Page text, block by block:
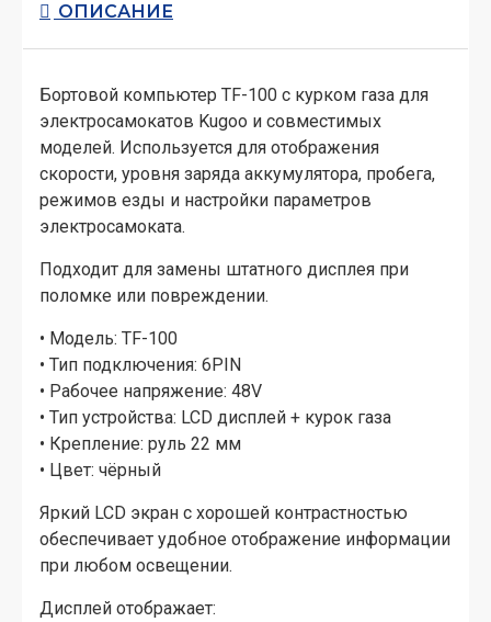
ОПИСАНИЕ
Бортовой компьютер TF-100 с курком газа для
электросамокатов Kugoo и совместимых
моделей. Используется для отображения
скорости, уровня заряда аккумулятора, пробега,
режимов езды и настройки параметров
электросамоката.
Подходит для замены штатного дисплея при
поломке или повреждении.
• Модель: TF-100
• Тип подключения: 6PIN
• Рабочее напряжение: 48V
• Тип устройства: LCD дисплей + курок газа
• Крепление: руль 22 мм
• Цвет: чёрный
Яркий LCD экран с хорошей контрастностью
обеспечивает удобное отображение информации
при любом освещении.
Дисплей отображает: